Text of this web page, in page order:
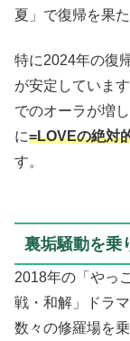
夏」で復帰を果
特に2024年の復
が安定していま
でのオーラが増
に=LOVEの絶対
す。
裏垢騒動を乗
2018年の「やっ
戦・和解」ドラ
数々の修羅場を